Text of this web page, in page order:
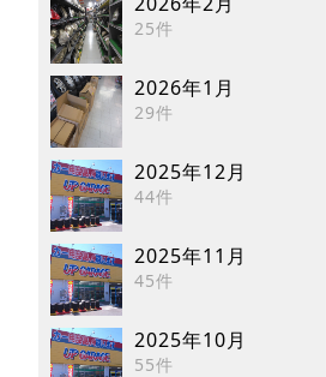
25件
2026年1月
29件
2025年12月
44件
2025年11月
45件
2025年10月
55件